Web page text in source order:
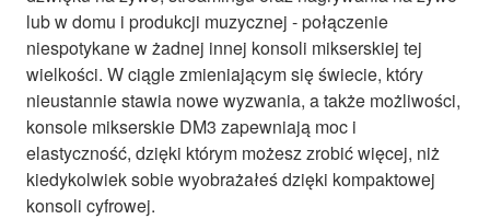
lub w domu i produkcji muzycznej - połączenie
niespotykane w żadnej innej konsoli mikserskiej tej
wielkości. W ciągle zmieniającym się świecie, który
nieustannie stawia nowe wyzwania, a także możliwości,
konsole mikserskie DM3 zapewniają moc i
elastyczność, dzięki którym możesz zrobić więcej, niż
kiedykolwiek sobie wyobrażałeś dzięki kompaktowej
konsoli cyfrowej.